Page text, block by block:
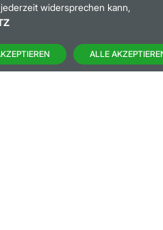
widersprechen kann,
ALLE